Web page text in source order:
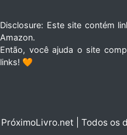
Disclosure: Este site contém
Amazon.
Então, você ajuda o site
links! 🧡
PróximoLivro.net | Todos os